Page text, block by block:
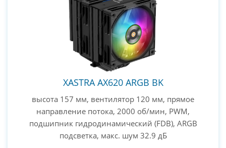
XASTRA AX620 ARGB BK
высота 157 мм, вентилятор 120 мм, прямое
направление потока, 2000 об/мин, PWM,
подшипник гидродинамический (FDB), ARGB
подсветка, макс. шум 32.9 дБ